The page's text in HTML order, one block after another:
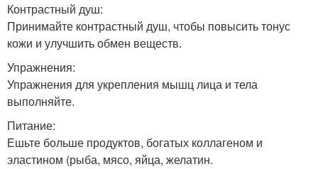
Контрастный душ:
Принимайте контрастный душ, чтобы повысить тонус
кожи и улучшить обмен веществ.
Упражнения:
Упражнения для укрепления мышц лица и тела
выполняйте.
Питание:
Ешьте больше продуктов, богатых коллагеном и
эластином (рыба, мясо, яйца, желатин.